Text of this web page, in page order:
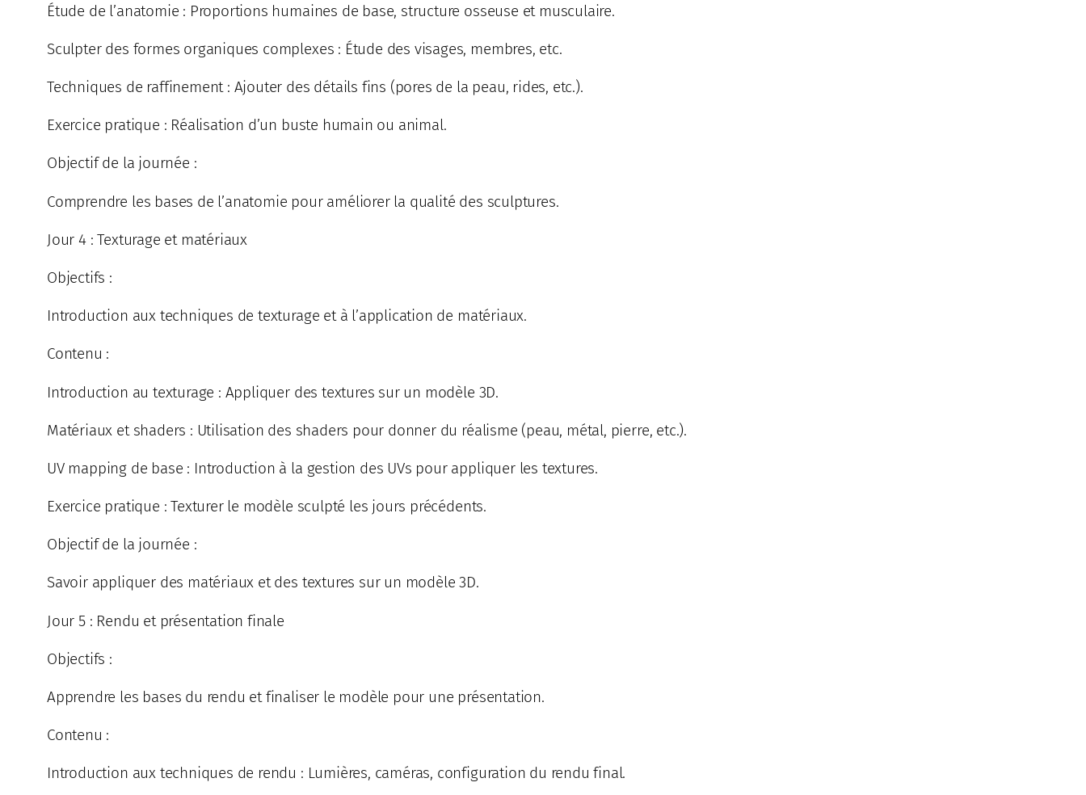
Étude de l’anatomie : Proportions humaines de base, structure osseuse et musculaire.
Sculpter des formes organiques complexes : Étude des visages, membres, etc.
Techniques de raffinement : Ajouter des détails fins (pores de la peau, rides, etc.).
Exercice pratique : Réalisation d’un buste humain ou animal.
Objectif de la journée :
Comprendre les bases de l’anatomie pour améliorer la qualité des sculptures.
Jour 4 : Texturage et matériaux
Objectifs :
Introduction aux techniques de texturage et à l’application de matériaux.
Contenu :
Introduction au texturage : Appliquer des textures sur un modèle 3D.
Matériaux et shaders : Utilisation des shaders pour donner du réalisme (peau, métal, pierre, etc.).
UV mapping de base : Introduction à la gestion des UVs pour appliquer les textures.
Exercice pratique : Texturer le modèle sculpté les jours précédents.
Objectif de la journée :
Savoir appliquer des matériaux et des textures sur un modèle 3D.
Jour 5 : Rendu et présentation finale
Objectifs :
Apprendre les bases du rendu et finaliser le modèle pour une présentation.
Contenu :
Introduction aux techniques de rendu : Lumières, caméras, configuration du rendu final.